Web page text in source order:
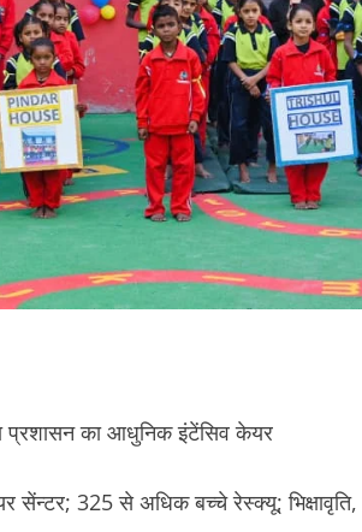
प्रशासन का आधुनिक इंटेंसिव केयर
325 से अधिक बच्चे रेस्क्यू;